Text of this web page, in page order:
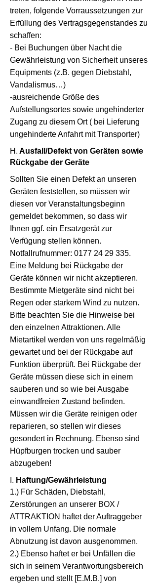
treten, folgende Vorraussetzungen zur
Erfüllung des Vertragsgegenstandes zu
schaffen:
- Bei Buchungen über Nacht die
Gewährleistung von Sicherheit unseres
Equipments (z.B. gegen Diebstahl,
Vandalismus…)
-ausreichende Größe des
Aufstellungsortes sowie ungehinderter
Zugang zu diesem Ort ( bei Lieferung
ungehinderte Anfahrt mit Transporter)
H. Ausfall/Defekt von Geräten sowie
Rückgabe der Geräte
Sollten Sie einen Defekt an unseren
Geräten feststellen, so müssen wir
diesen vor Veranstaltungsbeginn
gemeldet bekommen, so dass wir
Ihnen ggf. ein Ersatzgerät zur
Verfügung stellen können.
Notfallrufnummer: 0177 24 29 335.
Eine Meldung bei Rückgabe der
Geräte können wir nicht akzeptieren.
Bestimmte Mietgeräte sind nicht bei
Regen oder starkem Wind zu nutzen.
Bitte beachten Sie die Hinweise bei
den einzelnen Attraktionen. Alle
Mietartikel werden von uns regelmäßig
gewartet und bei der Rückgabe auf
Funktion überprüft. Bei Rückgabe der
Geräte müssen diese sich in einem
sauberen und so wie bei Ausgabe
einwandfreien Zustand befinden.
Müssen wir die Geräte reinigen oder
reparieren, so stellen wir dieses
gesondert in Rechnung. Ebenso sind
Hüpfburgen trocken und sauber
abzugeben!
I. Haftung/Gewährleistung
1.) Für Schäden, Diebstahl,
Zerstörungen an unserer BOX /
ATTRAKTION haftet der Auftraggeber
in vollem Unfang. Die normale
Abnutzung ist davon ausgenommen.
2.) Ebenso haftet er bei Unfällen die
sich in seinem Verantwortungsbereich
ergeben und stellt [E.M.B.] von